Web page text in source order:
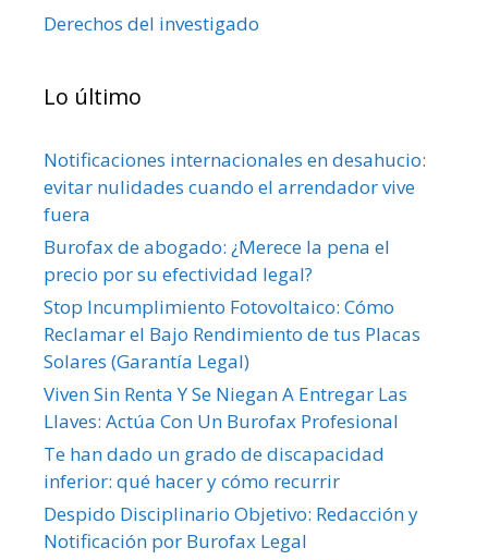
Derechos del investigado
Lo último
Notificaciones internacionales en desahucio:
evitar nulidades cuando el arrendador vive
fuera
Burofax de abogado: ¿Merece la pena el
precio por su efectividad legal?
Stop Incumplimiento Fotovoltaico: Cómo
Reclamar el Bajo Rendimiento de tus Placas
Solares (Garantía Legal)
Viven Sin Renta Y Se Niegan A Entregar Las
Llaves: Actúa Con Un Burofax Profesional
Te han dado un grado de discapacidad
inferior: qué hacer y cómo recurrir
Despido Disciplinario Objetivo: Redacción y
Notificación por Burofax Legal